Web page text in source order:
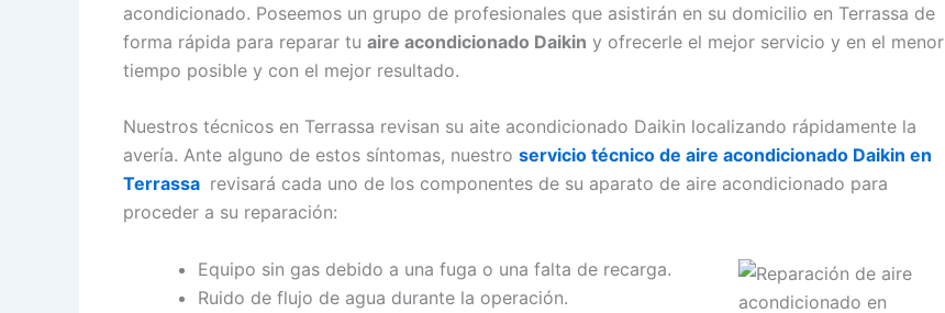
acondicionado. Poseemos un grupo de profesionales que asistirán en su domicilio en Terrassa de
forma rápida para reparar tu aire acondicionado Daikin y ofrecerle el mejor servicio y en el menor
tiempo posible y con el mejor resultado.
Nuestros técnicos en Terrassa revisan su aite acondicionado Daikin localizando rápidamente la
avería. Ante alguno de estos síntomas, nuestro servicio técnico de aire acondicionado Daikin en
Terrassa revisará cada uno de los componentes de su aparato de aire acondicionado para
proceder a su reparación:
Equipo sin gas debido a una fuga o una falta de recarga.
Ruido de flujo de agua durante la operación.